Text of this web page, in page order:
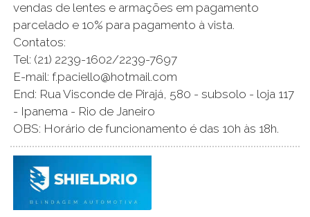
vendas de lentes e armações em pagamento
parcelado e 10% para pagamento à vista.
Contatos:
Tel: (21) 2239-1602/2239-7697
E-mail: f.paciello@hotmail.com
End: Rua Visconde de Pirajá, 580 - subsolo - loja 117
- Ipanema - Rio de Janeiro
OBS: Horário de funcionamento é das 10h às 18h.